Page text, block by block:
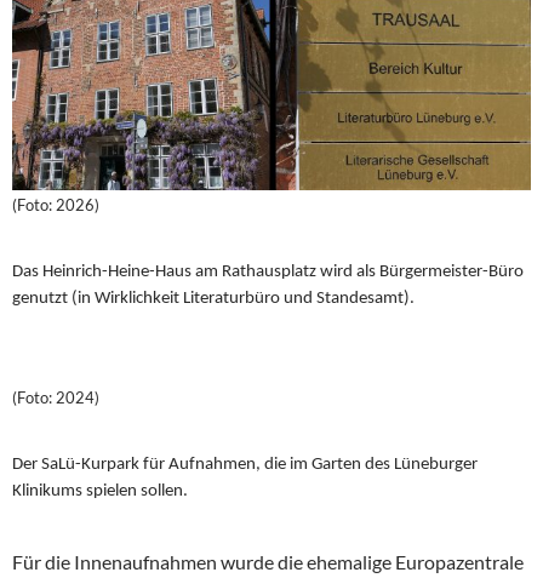
(Foto: 2026)
Das Heinrich-Heine-Haus am Rathausplatz wird als Bürgermeister-Büro
genutzt (in Wirklichkeit Literaturbüro und Standesamt).
(Foto: 2024)
Der SaLü-Kurpark für Aufnahmen, die im Garten des Lüneburger
Klinikums spielen sollen.
Für die Innenaufnahmen wurde die ehemalige Europazentrale